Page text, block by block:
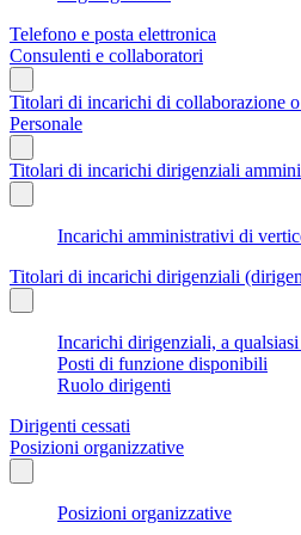
Telefono e posta elettronica
Consulenti e collaboratori
Titolari di incarichi di collaborazione o
Personale
Titolari di incarichi dirigenziali
Incarichi amministrativi di
Titolari di incarichi dirigenziali
Incarichi dirigenziali, a
Posti di funzione disponibili
Ruolo dirigenti
Dirigenti cessati
Posizioni organizzative
Posizioni organizzative